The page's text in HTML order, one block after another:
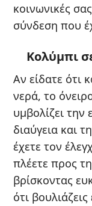
κοινωνικές
σύνδεση που
Κολύμπι
Αν είδατε ότι
νερά, το
υμβολίζει
διαύγεια και
έχετε τον
πλέετε προς
βρίσκοντας
ότι